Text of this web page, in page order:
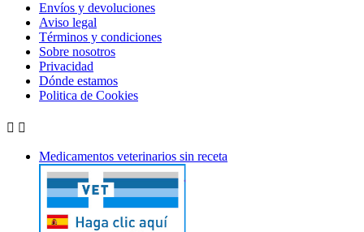
Envíos y devoluciones
Aviso legal
Términos y condiciones
Sobre nosotros
Privacidad
Dónde estamos
Politica de Cookies
 
Medicamentos veterinarios sin receta